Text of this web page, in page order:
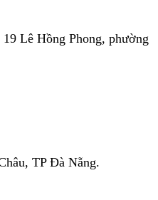
Lê Hồng Phong, phường
TP Đà Nẵng.